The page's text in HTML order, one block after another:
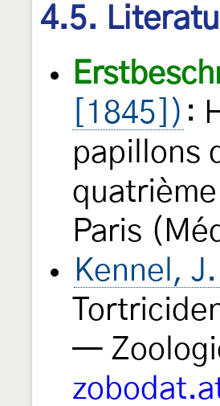
4.5.
[1845]) :
papillons
Paris
Kennel,
—